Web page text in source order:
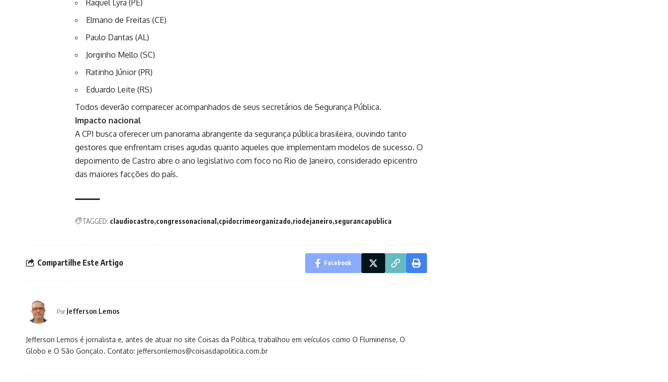
Raquel Lyra (PE)
Elmano de Freitas (CE)
Paulo Dantas (AL)
Jorginho Mello (SC)
Ratinho Júnior (PR)
Eduardo Leite (RS)
Todos deverão comparecer acompanhados de seus secretários de Segurança Pública.
Impacto nacional
A CPI busca oferecer um panorama abrangente da segurança pública brasileira, ouvindo tanto
gestores que enfrentam crises agudas quanto aqueles que implementam modelos de sucesso. O
depoimento de Castro abre o ano legislativo com foco no Rio de Janeiro, considerado epicentro
das maiores facções do país.
TAGGED: claudiocastro congressonacional cpidocrimeorganizado riodejaneiro segurancapublica
Compartilhe Este Artigo Facebook
Por Jefferson Lemos
Jefferson Lemos é jornalista e, antes de atuar no site Coisas da Política, trabalhou em veículos como O Fluminense, O
Globo e O São Gonçalo. Contato: jeffersonlemos@coisasdapolitica.com.br